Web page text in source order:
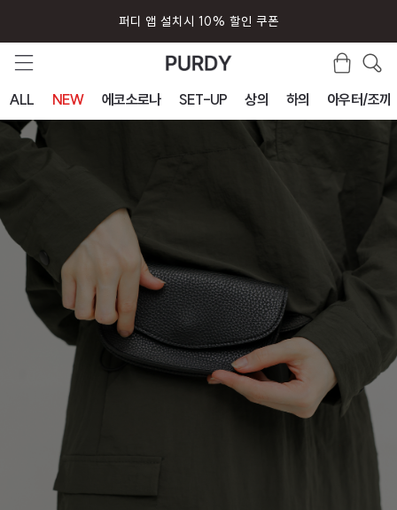
퍼디 앱 설치시 10% 할인 쿠폰
ALL NEW 에코소로나 SET-UP 상의 하의 아우터/조끼